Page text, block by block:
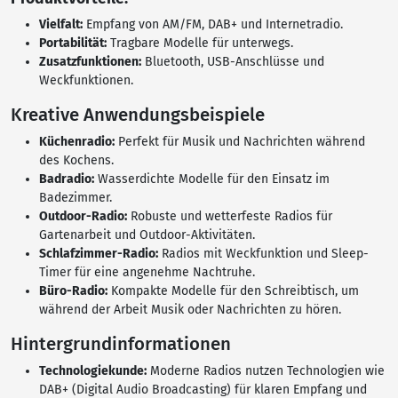
Vielfalt: Empfang von AM/FM, DAB+ und Internetradio.
Portabilität: Tragbare Modelle für unterwegs.
Zusatzfunktionen: Bluetooth, USB-Anschlüsse und
Weckfunktionen.
Kreative Anwendungsbeispiele
Küchenradio: Perfekt für Musik und Nachrichten während
des Kochens.
Badradio: Wasserdichte Modelle für den Einsatz im
Badezimmer.
Outdoor-Radio: Robuste und wetterfeste Radios für
Gartenarbeit und Outdoor-Aktivitäten.
Schlafzimmer-Radio: Radios mit Weckfunktion und Sleep-
Timer für eine angenehme Nachtruhe.
Büro-Radio: Kompakte Modelle für den Schreibtisch, um
während der Arbeit Musik oder Nachrichten zu hören.
Hintergrundinformationen
Technologiekunde: Moderne Radios nutzen Technologien wie
DAB+ (Digital Audio Broadcasting) für klaren Empfang und